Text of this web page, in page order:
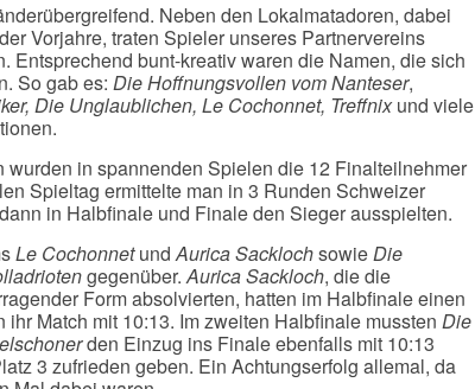
Neben den Lokalmatadoren, dabei
Vorjahre, traten Spieler unseres Partnervereins
Entsprechend bunt-kreativ waren die Namen, die sich
So gab es: Die Hoffnungsvollen vom Nanteser,
Die Unglaublichen, Le Cochonnet, Treffnixund viele
wurden in spannenden Spielen die 12 Finalteilnehmer
Spieltag ermittelte man in 3 Runden Schweizer
in Halbfinale und Finale den Sieger ausspielten.
Le CochonnetundAurica SacklochsowieDie
gegenüber.Aurica Sackloch, die die
Form absolvierten, hatten im Halbfinale einen
ihr Match mit 10:13. Im zweiten Halbfinale mussten Die
den Einzug ins Finale ebenfalls mit 10:13
3 zufrieden geben. Ein Achtungserfolg allemal, da